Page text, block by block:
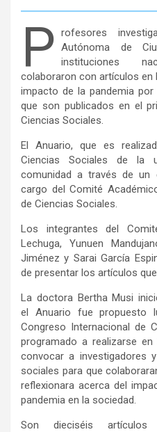
P rofesores
Autónoma de
instituciones
colaboraron con artículos en
impacto de la pandemia
que son publicados en el
Ciencias Sociales.
El Anuario, que es
Ciencias Sociales de la
comunidad a través de un
cargo del Comité
de Ciencias Sociales.
Los integrantes del
Lechuga, Yunuen
Jiménez y Sarai García
de presentar los artículos
La doctora Bertha Musi
el Anuario fue propuesto
Congreso Internacional de
programado a realizarse
convocar a investigadores
sociales para que
reflexionara acerca del
pandemia en la sociedad.
Son dieciséis